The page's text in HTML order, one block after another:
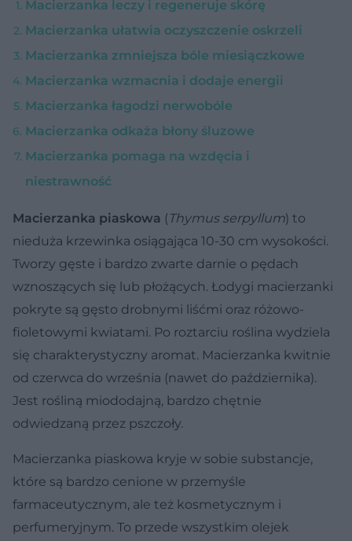
Macierzanka leczy i regeneruje skórę
Macierzanka ułatwia oczyszczenie oskrzeli
Macierzanka zmniejsza bóle miesiączkowe
Macierzanka wzmacnia i dodaje energii
Macierzanka łagodzi nerwobóle
Macierzanka odkaża błony śluzowe
Macierzanka pomaga na wzdęcia i
niestrawność
Macierzanka piaskowa ( Thymus serpyllum) to
nieduża krzewinka osiągająca 10-30 cm wysokości.
Tworzy gęste i bardzo zwarte darnie o pędach
wznoszących się lub płożących. Łodygi macierzanki
pokryte są gęsto drobnymi liśćmi oraz różowo-
fioletowymi kwiatami. Po roztarciu roślina wydziela
się charakterystyczny aromat. Macierzanka kwitnie
od czerwca do września (nawet do października).
Jest rośliną miododajną, bardzo chętnie
odwiedzaną przez pszczoły.
Macierzanka piaskowa kryje w sobie substancje,
które są bardzo cenione w przemyśle
farmaceutycznym, ale też kosmetycznym i
perfumeryjnym. To przede wszystkim olejek